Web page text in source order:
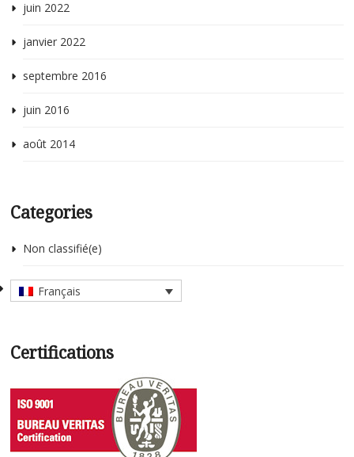
juin 2022
janvier 2022
septembre 2016
juin 2016
août 2014
Categories
Non classifié(e)
Français
Certifications